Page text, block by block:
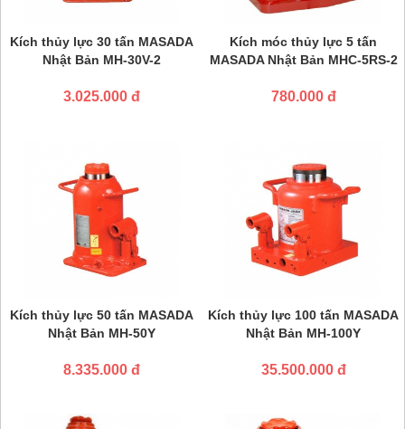
Kích thủy lực 30 tấn MASADA
Nhật Bản MH-30V-2
3.025.000 đ
Kích móc thủy lực 5 tấn
MASADA Nhật Bản MHC-5RS-2
780.000 đ
Kích thủy lực 50 tấn MASADA
Nhật Bản MH-50Y
8.335.000 đ
Kích thủy lực 100 tấn MASADA
Nhật Bản MH-100Y
35.500.000 đ